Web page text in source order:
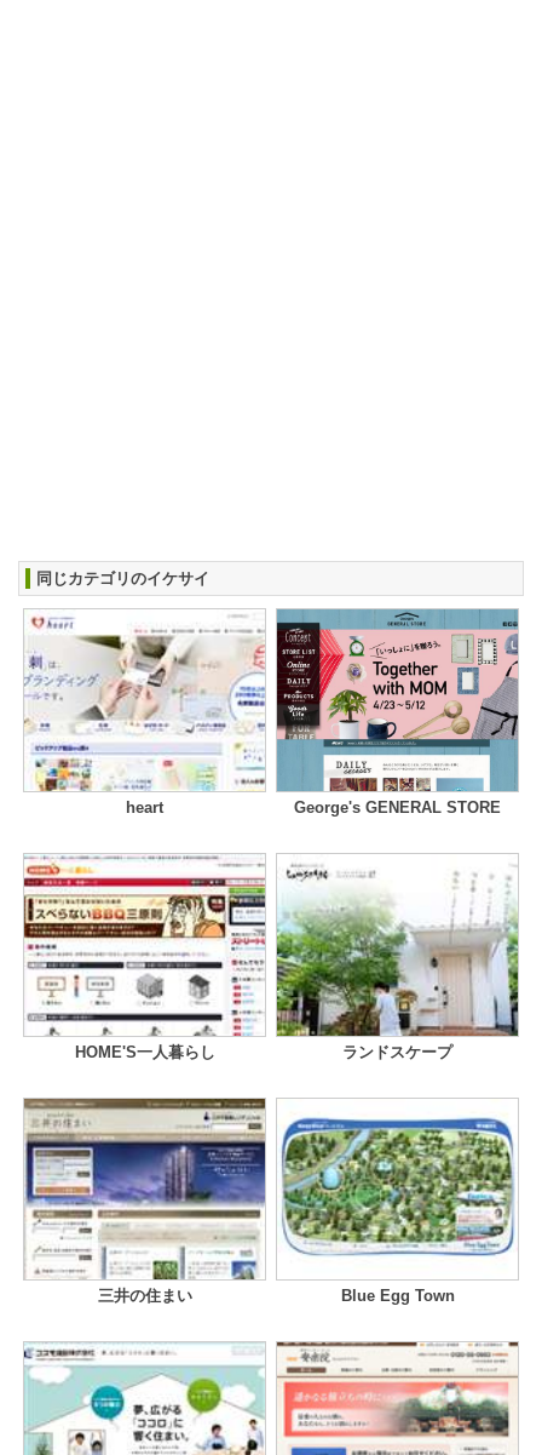
同じカテゴリのイケサイ
heart George's GENERAL STORE
HOME'S一人暮らし ランドスケープ
三井の住まい Blue Egg Town